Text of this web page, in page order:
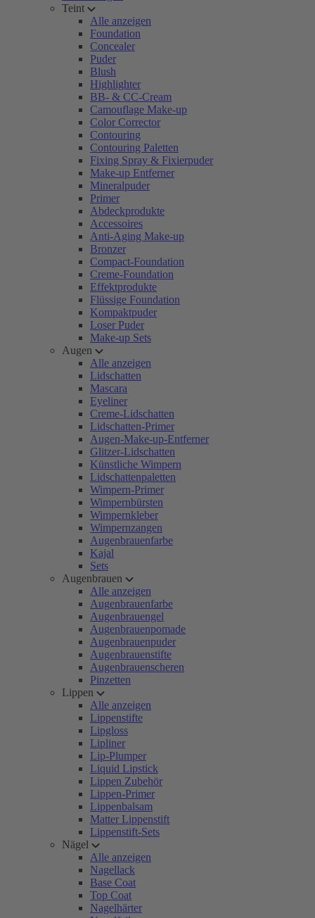
Teint
Alle anzeigen
Foundation
Concealer
Puder
Blush
Highlighter
BB- & CC-Cream
Camouflage Make-up
Color Corrector
Contouring
Contouring Paletten
Fixing Spray & Fixierpuder
Make-up Entferner
Mineralpuder
Primer
Abdeckprodukte
Accessoires
Anti-Aging Make-up
Bronzer
Compact-Foundation
Creme-Foundation
Effektprodukte
Flüssige Foundation
Kompaktpuder
Loser Puder
Make-up Sets
Augen
Alle anzeigen
Lidschatten
Mascara
Eyeliner
Creme-Lidschatten
Lidschatten-Primer
Augen-Make-up-Entferner
Glitzer-Lidschatten
Künstliche Wimpern
Lidschattenpaletten
Wimpern-Primer
Wimpernbürsten
Wimpernkleber
Wimpernzangen
Augenbrauenfarbe
Kajal
Sets
Augenbrauen
Alle anzeigen
Augenbrauenfarbe
Augenbrauengel
Augenbrauenpomade
Augenbrauenpuder
Augenbrauenstifte
Augenbrauenscheren
Pinzetten
Lippen
Alle anzeigen
Lippenstifte
Lipgloss
Lipliner
Lip-Plumper
Liquid Lipstick
Lippen Zubehör
Lippen-Primer
Lippenbalsam
Matter Lippenstift
Lippenstift-Sets
Nägel
Alle anzeigen
Nagellack
Base Coat
Top Coat
Nagelhärter